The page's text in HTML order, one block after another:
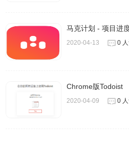
功能，此外，快捷键组合也非常
的情况下快速操作待办事项，将
方出现的选单就能看到。
马克计划 - 项目进
2020-04-13 0
Chrome版Todoist
2020-04-09 0